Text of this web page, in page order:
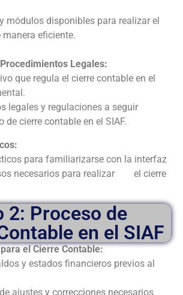
módulos disponibles para realizar el
eficiente.
Legales:
que regula el cierre contable en el
legales y regulaciones a seguir
de cierre contable en el SIAF.
para familiarizarse con la interfaz
necesarios para realizar el cierre
2: Proceso de
en el SIAF
el Cierre Contable:
y estados financieros previos al
ajustes y correcciones necesarios